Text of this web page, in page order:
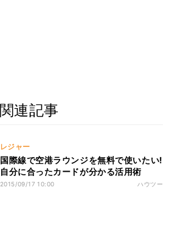
連記事
レジャー
国際線で空港ラウンジを無料で使いたい!
自分に合ったカードが分かる活用術
2015/09/17 10:00 ハウツー